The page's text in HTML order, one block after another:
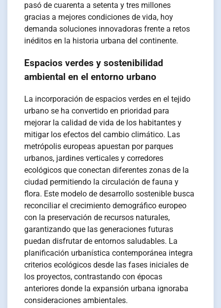
pasó de cuarenta a setenta y tres millones
gracias a mejores condiciones de vida, hoy
demanda soluciones innovadoras frente a retos
inéditos en la historia urbana del continente.
Espacios verdes y sostenibilidad
ambiental en el entorno urbano
La incorporación de espacios verdes en el tejido
urbano se ha convertido en prioridad para
mejorar la calidad de vida de los habitantes y
mitigar los efectos del cambio climático. Las
metrópolis europeas apuestan por parques
urbanos, jardines verticales y corredores
ecológicos que conectan diferentes zonas de la
ciudad permitiendo la circulación de fauna y
flora. Este modelo de desarrollo sostenible busca
reconciliar el crecimiento demográfico europeo
con la preservación de recursos naturales,
garantizando que las generaciones futuras
puedan disfrutar de entornos saludables. La
planificación urbanística contemporánea integra
criterios ecológicos desde las fases iniciales de
los proyectos, contrastando con épocas
anteriores donde la expansión urbana ignoraba
consideraciones ambientales.